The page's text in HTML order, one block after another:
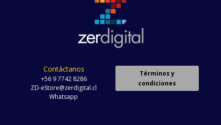
Contáctanos
+56 9 7742 8286
ZD-eStore@zerdigital.cl
Whatsapp
Términos y
condiciones